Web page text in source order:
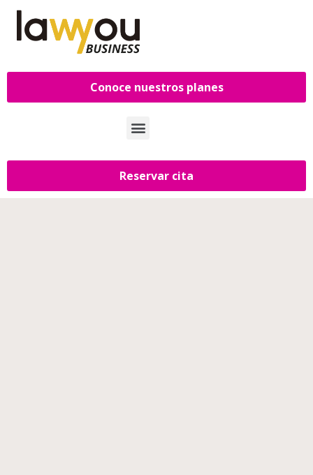
Conoce nuestros planes
Reservar cita